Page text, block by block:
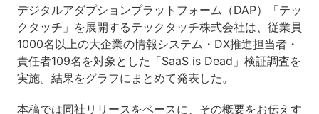
デジタルアダプションプラットフォーム（DAP）「テッ
クタッチ」を展開するテックタッチ株式会社は、従業員
1000名以上の大企業の情報システム・DX推進担当者・
責任者109名を対象とした「SaaS is Dead」検証調査を
実施。結果をグラフにまとめて発表した。
本稿では同社リリースをベースに、その概要をお伝えす